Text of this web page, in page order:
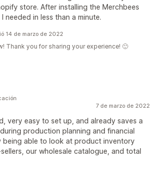
store. After installing the Merchbees
needed in less than a minute.
14 de marzo de 2022
Thank you for sharing your experience! 🙂
7 de marzo de 2022
very easy to set up, and already saves a
production planning and financial
being able to look at product inventory
our wholesale catalogue, and total